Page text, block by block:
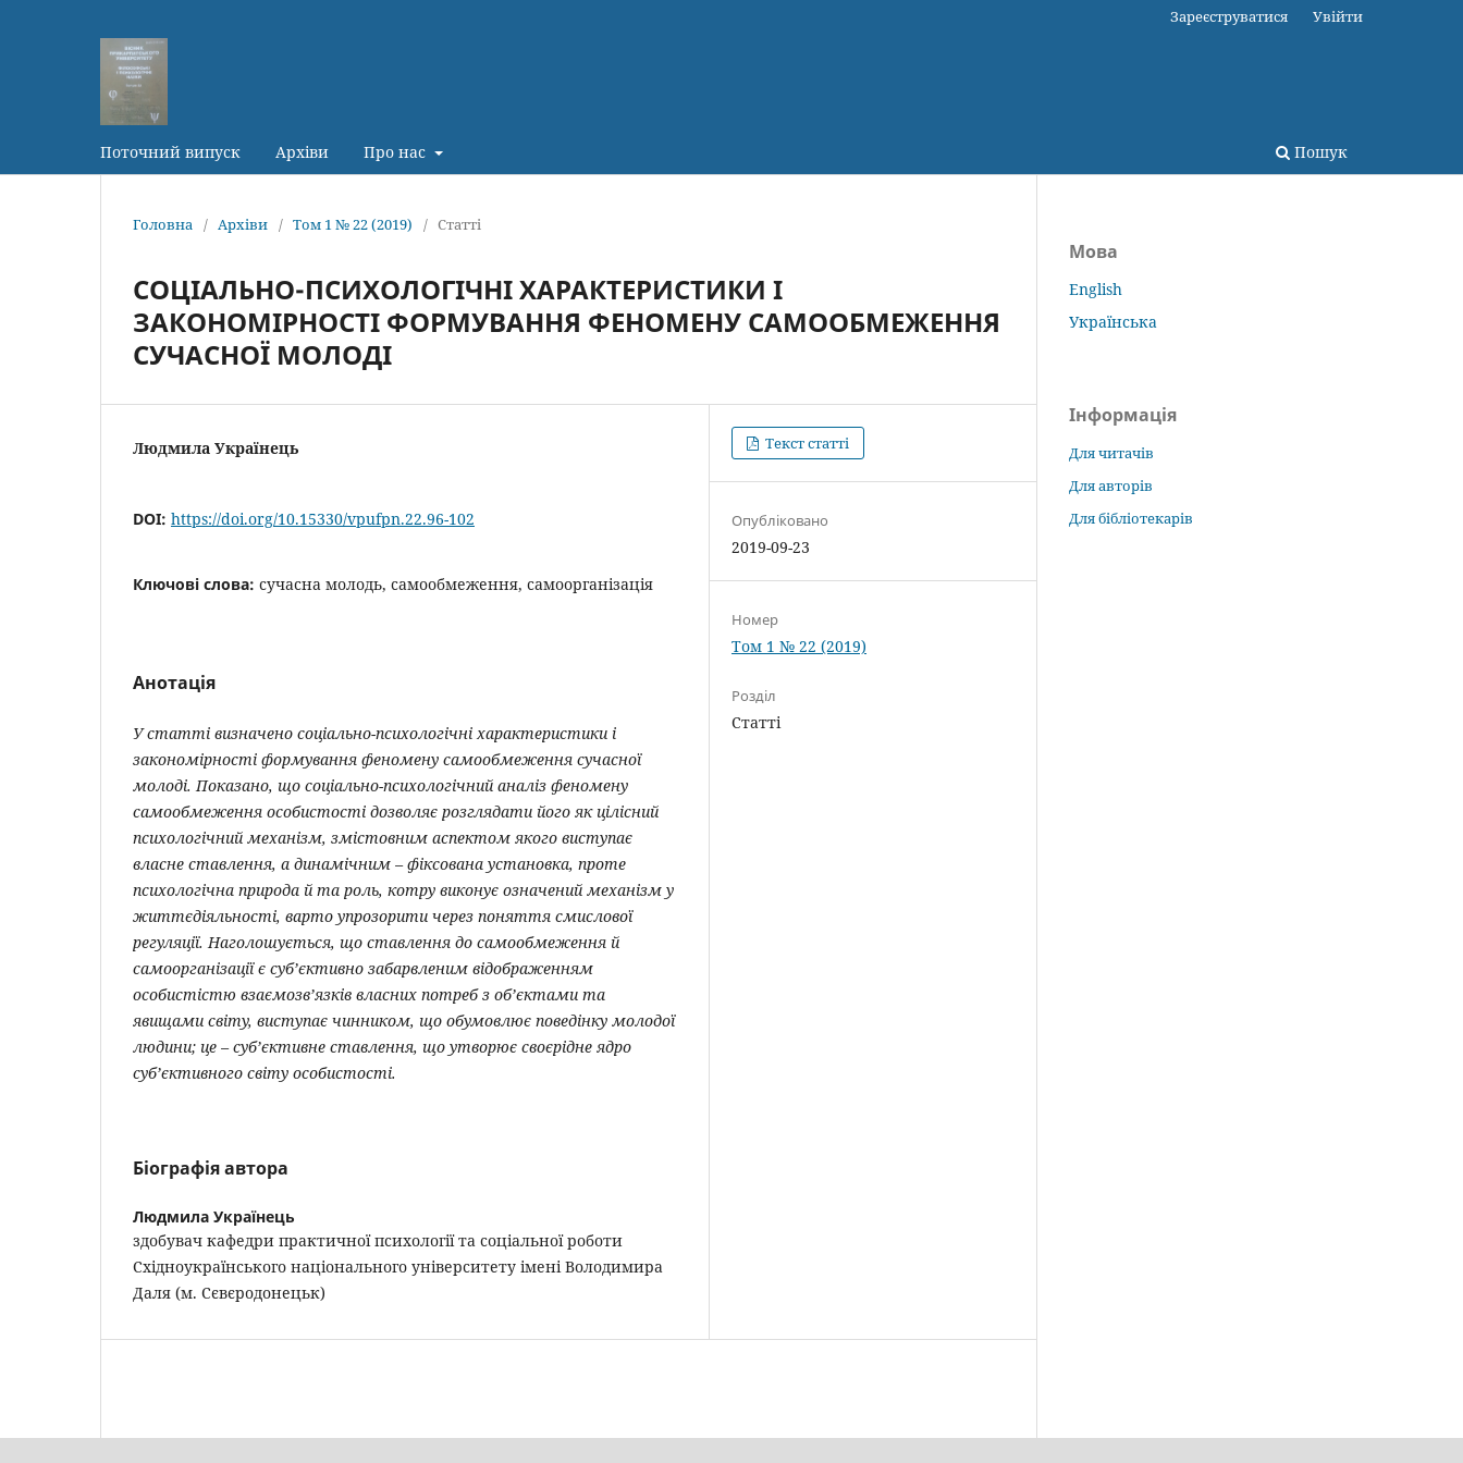
Поточний випуск Архіви Про нас Пошук
Зареєструватися Увійти
Головна / Архіви / Том 1 № 22 (2019) / Статті
СОЦІАЛЬНО-ПСИХОЛОГІЧНІ ХАРАКТЕРИСТИКИ І
ЗАКОНОМІРНОСТІ ФОРМУВАННЯ ФЕНОМЕНУ САМООБМЕЖЕННЯ
СУЧАСНОЇ МОЛОДІ
Людмила Українець
DOI: https://doi.org/10.15330/vpufpn.22.96-102
Ключові слова: сучасна молодь, самообмеження, самоорганізація
Анотація
У статті визначено соціально-психологічні характеристики і
закономірності формування феномену самообмеження сучасної
молоді. Показано, що соціально-психологічний аналіз феномену
самообмеження особистості дозволяє розглядати його як цілісний
психологічний механізм, змістовним аспектом якого виступає
власне ставлення, а динамічним – фіксована установка, проте
психологічна природа й та роль, котру виконує означений механізм у
життєдіяльності, варто упрозорити через поняття смислової
регуляції. Наголошується, що ставлення до самообмеження й
самоорганізації є суб’єктивно забарвленим відображенням
особистістю взаємозв’язків власних потреб з об’єктами та
явищами світу, виступає чинником, що обумовлює поведінку молодої
людини; це – суб’єктивне ставлення, що утворює своєрідне ядро
суб’єктивного світу особистості.
Біографія автора
Людмила Українець
здобувач кафедри практичної психології та соціальної роботи
Східноукраїнського національного університету імені Володимира
Даля (м. Сєвєродонецьк)
Текст статті
Опубліковано
2019-09-23
Номер
Том 1 № 22 (2019)
Розділ
Статті
Мова
English
Українська
Інформація
Для читачів
Для авторів
Для бібліотекарів